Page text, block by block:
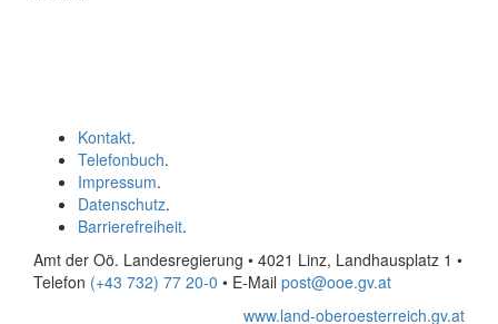
Kontakt.
Telefonbuch.
Impressum.
Datenschutz.
Barrierefreiheit.
Amt der Oö. Landesregierung • 4021 Linz, Landhausplatz 1 •
Telefon (+43 732) 77 20-0 • E-Mail post@ooe.gv.at
www.land-oberoesterreich.gv.at